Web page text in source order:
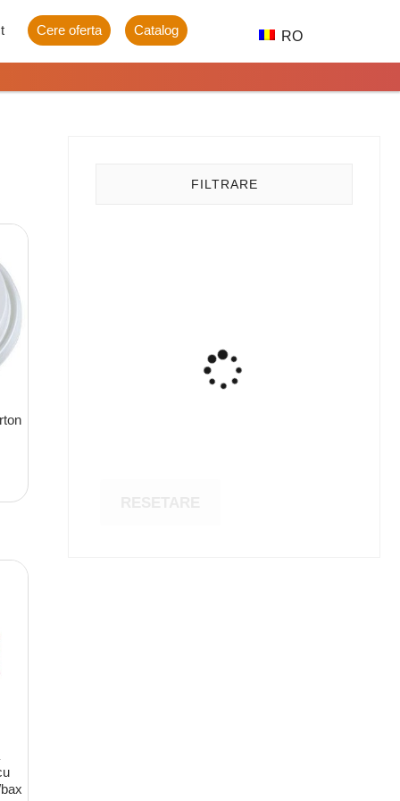
RO
Catalog
Cere oferta
FILTRARE